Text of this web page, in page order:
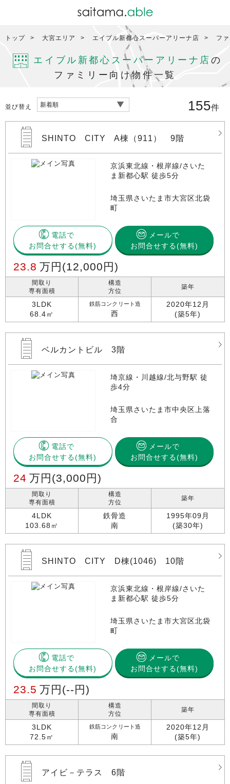
トップ 大宮エリア エイブル新都心スーパーアリーナ店 フ
エイブル新都心スーパーアリーナ店 の
ファミリー向け物件一覧
並び替え 155件
SHINTO CITY A棟（911） 9階
京浜東北線・根岸線/さいた
ま新都心駅 徒歩5分
埼玉県さいたま市大宮区北袋
町
電話で
お問合せする
メールで
お問合せする(無料)
23.8 万円 (12,000円)
間取り
専有面積
3LDK
68.4㎡
構造
方位
鉄筋コンクリート造
西
築年
2020年12月
(築5年)
ベルカントビル 3階
埼京線・川越線/北与野駅 徒
歩4分
埼玉県さいたま市中央区上落
合
電話で
お問合せする
メールで
お問合せする(無料)
24 万円 (3,000円)
間取り
専有面積
4LDK
103.68㎡
構造
方位
鉄骨造
南
築年
1995年09月
(築30年)
SHINTO CITY D棟(1046) 10階
京浜東北線・根岸線/さいた
ま新都心駅 徒歩5分
埼玉県さいたま市大宮区北袋
町
電話で
お問合せする
メールで
お問合せする(無料)
23.5 万円 (--円)
間取り
専有面積
3LDK
72.5㎡
構造
方位
鉄筋コンクリート造
南
築年
2020年12月
(築5年)
アイビ－テラス 6階